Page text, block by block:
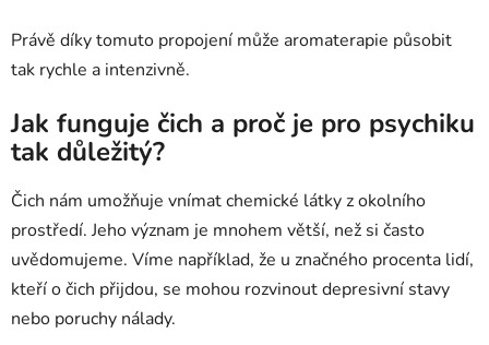
Právě díky tomuto propojení může aromaterapie působit
tak rychle a intenzivně.
Jak funguje čich a proč je pro psychiku
tak důležitý?
Čich nám umožňuje vnímat chemické látky z okolního
prostředí. Jeho význam je mnohem větší, než si často
uvědomujeme. Víme například, že u značného procenta lidí,
kteří o čich přijdou, se mohou rozvinout depresivní stavy
nebo poruchy nálady.